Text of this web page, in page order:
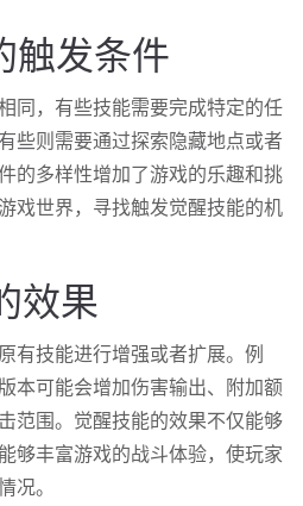
触发条件
同，有些技能需要完成特定的任
些则需要通过探索隐藏地点或者
的多样性增加了游戏的乐趣和挑
戏世界，寻找触发觉醒技能的机
效果
有技能进行增强或者扩展。例
本可能会增加伤害输出、附加额
范围。觉醒技能的效果不仅能够
够丰富游戏的战斗体验，使玩家
况。